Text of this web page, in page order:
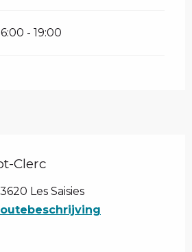
- 19:00
Clerc
Les Saisies